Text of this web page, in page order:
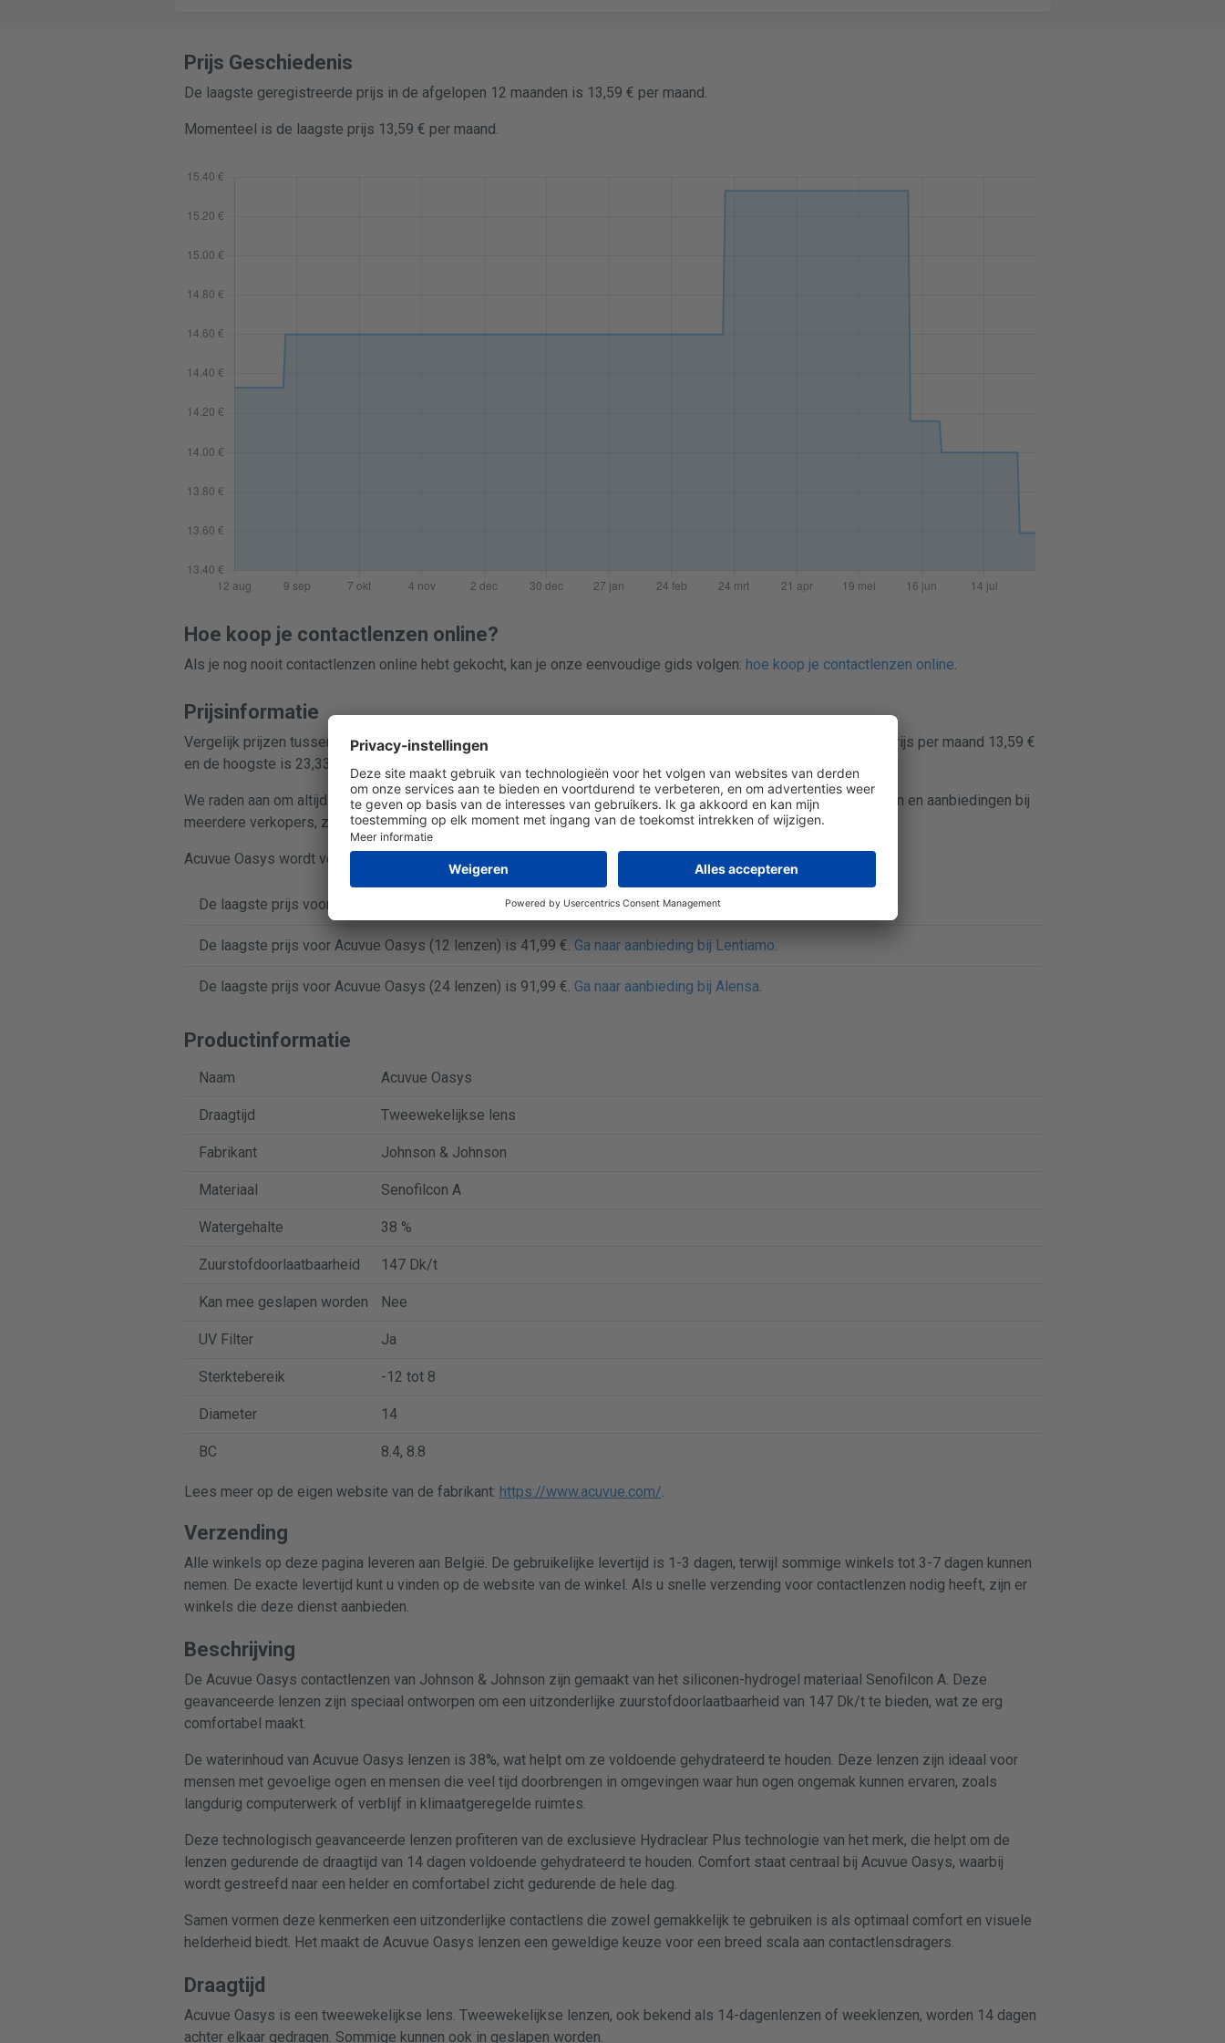
Prijs Geschiedenis
De laagste geregistreerde prijs in de afgelopen 12 maanden is 13,59 € per maand.
Momenteel is de laagste prijs 13,59 € per maand.
Hoe koop je contactlenzen online?
Als je nog nooit contactlenzen online hebt gekocht, kan je onze eenvoudige gids volgen: hoe koop je contactlenzen online.
Prijsinformatie
Vergelijk prijzen tussen 7 winkels en verpakkingen van 6, 12 of 24 contactlenzen. Op dit moment is de laagste prijs per maand 13,59 €
en de hoogste is 23,33 €. Bespaar tot 42%.
We raden aan om altijd prijzen te vergelijken vóór je Acuvue Oasys online koopt. Lenspricer volgt dagelijks prijzen en aanbiedingen bij
meerdere verkopers, zodat je makkelijk scherpe prijzen vindt en bespaart op contactlenzen.
Acuvue Oasys wordt verkocht in dozen met 6, 12 of 24 contactlenzen.
De laagste prijs voor Acuvue Oasys (6 lenzen) is 20,39 €.Ga naar aanbieding bij Lentiamo
De laagste prijs voor Acuvue Oasys (12 lenzen) is 41,99 €. Ga naar aanbieding bij Lentiamo.
De laagste prijs voor Acuvue Oasys (24 lenzen) is 91,99 €. Ga naar aanbieding bij Alensa.
Productinformatie
Naam Acuvue Oasys
Draagtijd Tweewekelijkse lens
Fabrikant Johnson & Johnson
Materiaal Senofilcon A
Watergehalte 38 %
Zuurstofdoorlaatbaarheid 147 Dk/t
Kan mee geslapen worden Nee
UV Filter Ja
Sterktebereik -12 tot 8
Diameter 14
BC 8.4, 8.8
Lees meer op de eigen website van de fabrikant: https://www.acuvue.com/.
Verzending
Alle winkels op deze pagina leveren aan België. De gebruikelijke levertijd is 1-3 dagen, terwijl sommige winkels tot 3-7 dagen kunnen
nemen. De exacte levertijd kunt u vinden op de website van de winkel. Als u snelle verzending voor contactlenzen nodig heeft, zijn er
winkels die deze dienst aanbieden.
Beschrijving
De Acuvue Oasys contactlenzen van Johnson & Johnson zijn gemaakt van het siliconen-hydrogel materiaal Senofilcon A. Deze
geavanceerde lenzen zijn speciaal ontworpen om een uitzonderlijke zuurstofdoorlaatbaarheid van 147 Dk/t te bieden, wat ze erg
comfortabel maakt.
De waterinhoud van Acuvue Oasys lenzen is 38%, wat helpt om ze voldoende gehydrateerd te houden. Deze lenzen zijn ideaal voor
mensen met gevoelige ogen en mensen die veel tijd doorbrengen in omgevingen waar hun ogen ongemak kunnen ervaren, zoals
langdurig computerwerk of verblijf in klimaatgeregelde ruimtes.
Deze technologisch geavanceerde lenzen profiteren van de exclusieve Hydraclear Plus technologie van het merk, die helpt om de
lenzen gedurende de draagtijd van 14 dagen voldoende gehydrateerd te houden. Comfort staat centraal bij Acuvue Oasys, waarbij
wordt gestreefd naar een helder en comfortabel zicht gedurende de hele dag.
Samen vormen deze kenmerken een uitzonderlijke contactlens die zowel gemakkelijk te gebruiken is als optimaal comfort en visuele
helderheid biedt. Het maakt de Acuvue Oasys lenzen een geweldige keuze voor een breed scala aan contactlensdragers.
Draagtijd
Acuvue Oasys is een tweewekelijkse lens. Tweewekelijkse lenzen, ook bekend als 14-dagenlenzen of weeklenzen, worden 14 dagen
achter elkaar gedragen. Sommige kunnen ook in geslapen worden.